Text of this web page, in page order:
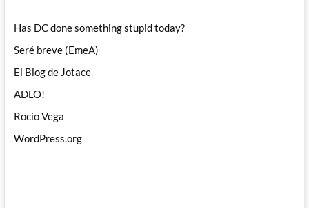
Has DC done something stupid today?
Seré breve (EmeA)
El Blog de Jotace
ADLO!
Rocío Vega
WordPress.org